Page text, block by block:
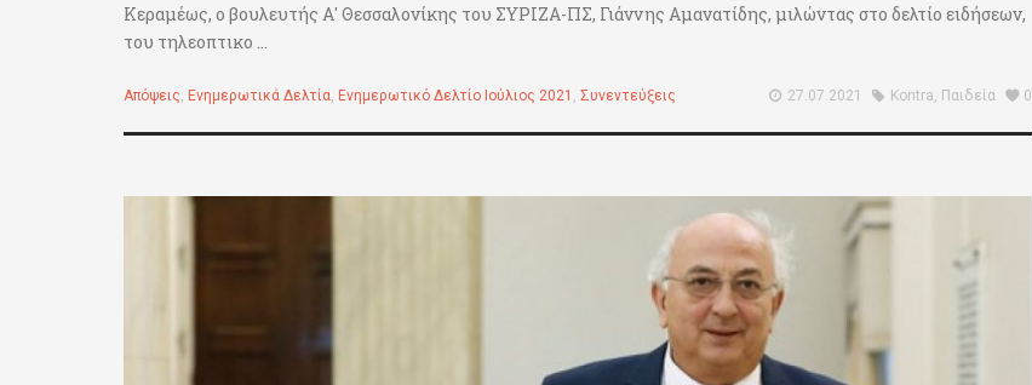
Κεραμέως, ο βουλευτής Α' Θεσσαλονίκης του ΣΥΡΙΖΑ-ΠΣ, Γιάννης Αμανατίδης, μιλώντας στο δελτίο ειδήσεων,
του τηλεοπτικο ...
Απόψεις, Ενημερωτικά Δελτία, Ενημερωτικό Δελτίο Ιούλιος 2021 , Συνεντεύξεις 27.07.2021 Kontra, Παιδεία 0